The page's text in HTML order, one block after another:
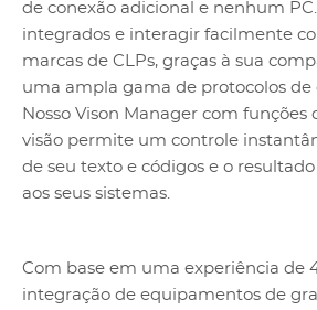
de conexão adicional e nenhum
integrados e interagir facilmente
marcas de CLPs, graças à sua
uma ampla gama de protocolos de
Nosso Vison Manager com funções
visão permite um controle
de seu texto e códigos e o
aos seus sistemas.
Com base em uma experiência de
integração de equipamentos de